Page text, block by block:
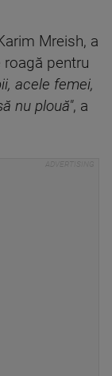
Mreish, a
pentru
acele femei,
nu plouă", a